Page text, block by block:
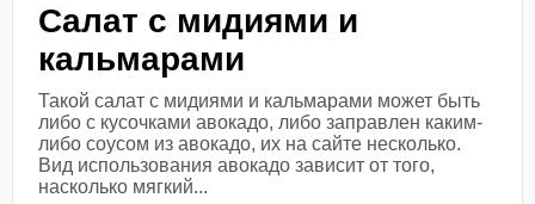
Салат с мидиями и
кальмарами
Такой салат с мидиями и кальмарами может быть
либо с кусочками авокадо, либо заправлен каким-
либо соусом из авокадо, их на сайте несколько.
Вид использования авокадо зависит от того,
насколько мягкий...